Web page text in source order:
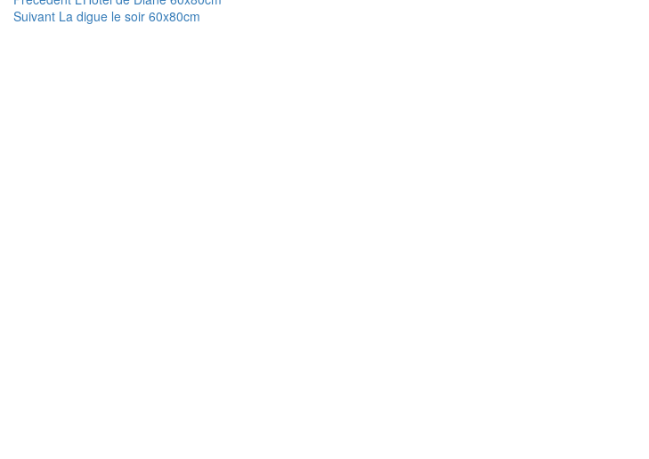
de
précédent :
Suivant Article
La digue le soir 60x80cm